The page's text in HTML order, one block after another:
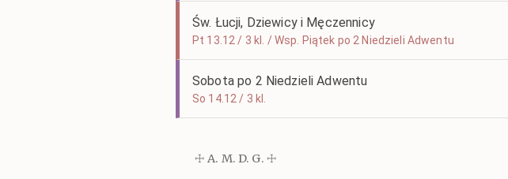
Św. Łucji, Dziewicy i Męczennicy
Pt 13.12 / 3 kl. / Wsp. Piątek po 2 Niedzieli Adwentu
Sobota po 2 Niedzieli Adwentu
So 14.12 / 3 kl.
☩ A. M. D. G. ☩